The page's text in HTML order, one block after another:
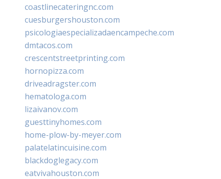
coastlinecateringnc.com
cuesburgershouston.com
psicologiaespecializadaencampeche.com
dmtacos.com
crescentstreetprinting.com
hornopizza.com
driveadragster.com
hematologa.com
lizaivanov.com
guesttinyhomes.com
home-plow-by-meyer.com
palatelatincuisine.com
blackdoglegacy.com
eatvivahouston.com